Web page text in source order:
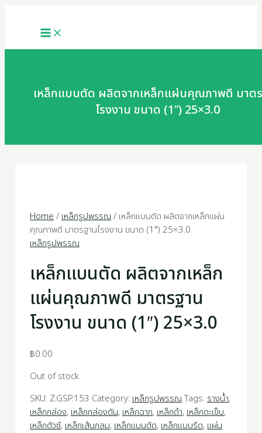
เหล็กแบนตัด ผลิตจากเหล็กแผ่นคุณภาพดี มาต
โรงงาน ขนาด (1″) 25×3.0
Home / เหล็กรูปพรรณ / เหล็กแบนตัด ผลิตจากเหล็กแผ่น
คุณภาพดี มาตรฐานโรงงาน ขนาด (1″) 25×3.0
เหล็กรูปพรรณ
เหล็กแบนตัด ผลิตจากเหล็ก
แผ่นคุณภาพดี มาตรฐาน
โรงงาน ขนาด (1″) 25×3.0
฿0.00
Out of stock
SKU: Z.GSP.153 Category:เหล็กรูปพรรณTags:รางน้ำ,
เหล็กกล่อง,เหล็กกล่องตัน,เหล็กฉาก,เหล็กดำ,เหล็กตะเข็บ,
เหล็กตัวซี,เหล็กเส้นกลม,เหล็กแบนตัด,เหล็กแบนรีด,แผ่น